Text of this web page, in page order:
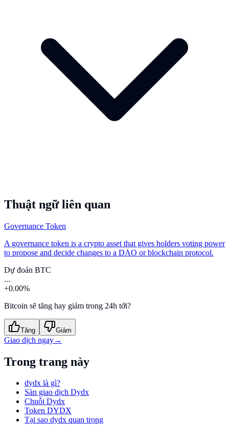
Thuật ngữ liên quan
Governance Token
A governance token is a crypto asset that gives holders voting power
to propose and decide changes to a DAO or blockchain protocol.
Dự đoán BTC
...
+0.00%
Bitcoin sẽ tăng hay giảm trong 24h tới?
Tăng Giảm
Giao dịch ngay→
Trong trang này
dydx là gì?
Sàn giao dịch Dydx
Chuỗi Dydx
Token DYDX
Tại sao dydx quan trọng